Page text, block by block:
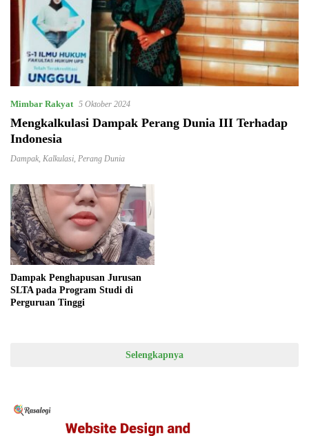
Mimbar Rakyat 5 Oktober 2024
Mengkalkulasi Dampak Perang Dunia III Terhadap
Indonesia
Dampak Kalkulasi Perang Dunia
Dampak Penghapusan Jurusan
SLTA pada Program Studi di
Perguruan Tinggi
Selengkapnya